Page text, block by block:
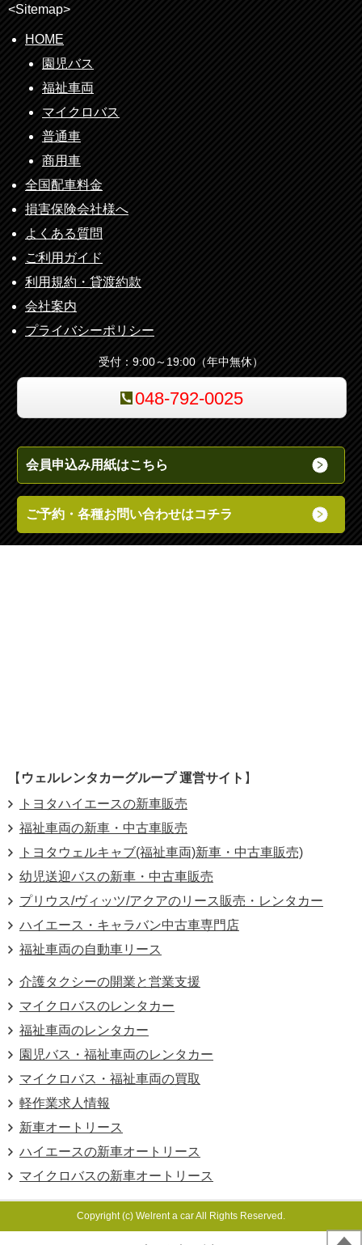
<Sitemap>
HOME
園児バス
福祉車両
マイクロバス
普通車
商用車
全国配車料金
損害保険会社様へ
よくある質問
ご利用ガイド
利用規約・貸渡約款
会社案内
プライバシーポリシー
受付：9:00～19:00（年中無休）
048-792-0025
会員申込み用紙はこちら
ご予約・各種お問い合わせはコチラ
【 ウェルレンタカーグループ 運営サイト 】
トヨタハイエースの新車販売
福祉車両の新車・中古車販売
トヨタウェルキャブ(福祉車両)新車・中古車販売)
幼児送迎バスの新車・中古車販売
プリウス/ヴィッツ/アクアのリース販売・レンタカー
ハイエース・キャラバン中古車専門店
福祉車両の自動車リース
介護タクシーの開業と営業支援
マイクロバスのレンタカー
福祉車両のレンタカー
園児バス・福祉車両のレンタカー
マイクロバス・福祉車両の買取
軽作業求人情報
新車オートリース
ハイエースの新車オートリース
マイクロバスの新車オートリース
Copyright (c) Welrent a car All Rights Reserved.